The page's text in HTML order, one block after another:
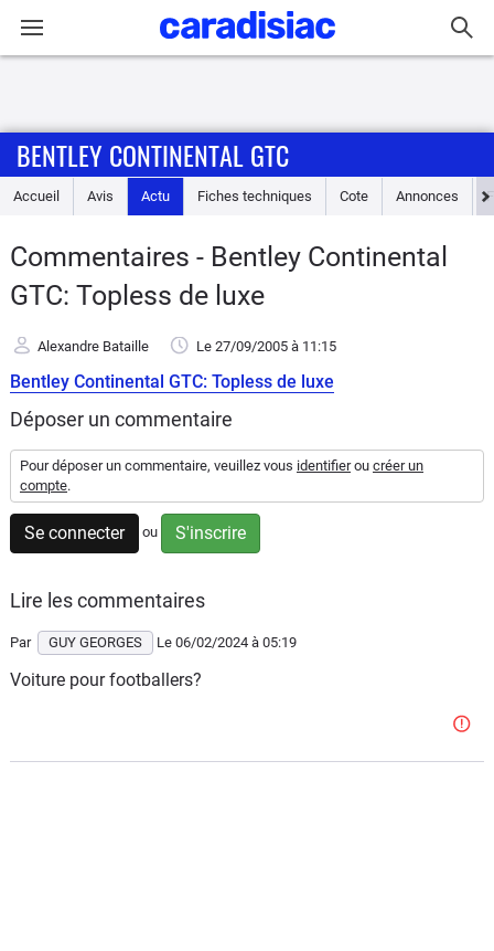
Accueil
Essais
d'achat
Electriques
Utilitaires
Flottes
Auto
Services
Forum
BENTLEY CONTINENTAL GTC
Accueil Avis Actu Fiches techniques Cote Annonces
Commentaires - Bentley Continental
GTC: Topless de luxe
Alexandre Bataille Le 27/09/2005 à 11:15
Bentley Continental GTC: Topless de luxe
Déposer un commentaire
Pour déposer un commentaire, veuillez vous identifierou créer un
compte.
Se connecter ou S'inscrire
Lire les commentaires
Par GUY GEORGES Le 06/02/2024 à 05:19
Voiture pour footballers?